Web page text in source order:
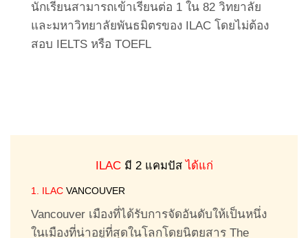
นักเรียนสามารถเข้าเรียนต่อ 1 ใน 82 วิทยาลัย
และมหาวิทยาลัยพันธมิตรของ ILAC โดยไม่ต้อง
สอบ IELTS หรือ TOEFL
ILAC มี 2 แคมปัส ได้แก่
1. ILAC VANCOUVER
Vancouver เมืองที่ได้รับการจัดอันดับให้เป็นหนึ่ง
ในเมืองที่น่าอยู่ที่สุดในโลกโดยนิตยสาร The